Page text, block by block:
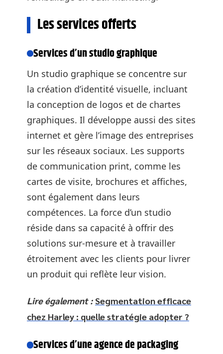
Les services offerts
Services d’un studio graphique
Un studio graphique se concentre sur
la création d’identité visuelle, incluant
la conception de logos et de chartes
graphiques. Il développe aussi des sites
internet et gère l’image des entreprises
sur les réseaux sociaux. Les supports
de communication print, comme les
cartes de visite, brochures et affiches,
sont également dans leurs
compétences. La force d’un studio
réside dans sa capacité à offrir des
solutions sur-mesure et à travailler
étroitement avec les clients pour livrer
un produit qui reflète leur vision.
Lire également : Segmentation efficace
chez Harley : quelle stratégie adopter ?
Services d’une agence de packaging